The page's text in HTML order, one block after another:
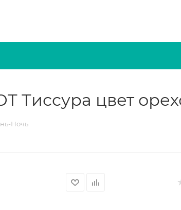
Тиссура цвет
Ночь